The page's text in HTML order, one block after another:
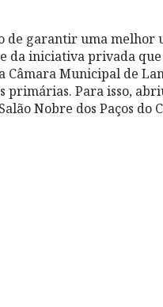
de garantir uma melhor
da iniciativa privada
Câmara Municipal de
primárias. Para isso,
Nobre dos Paços do